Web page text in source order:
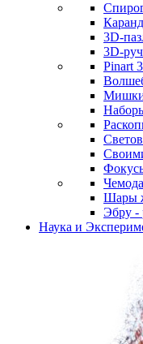
3D-
3D-
Pinart
Шары
Эбру -
Наука и